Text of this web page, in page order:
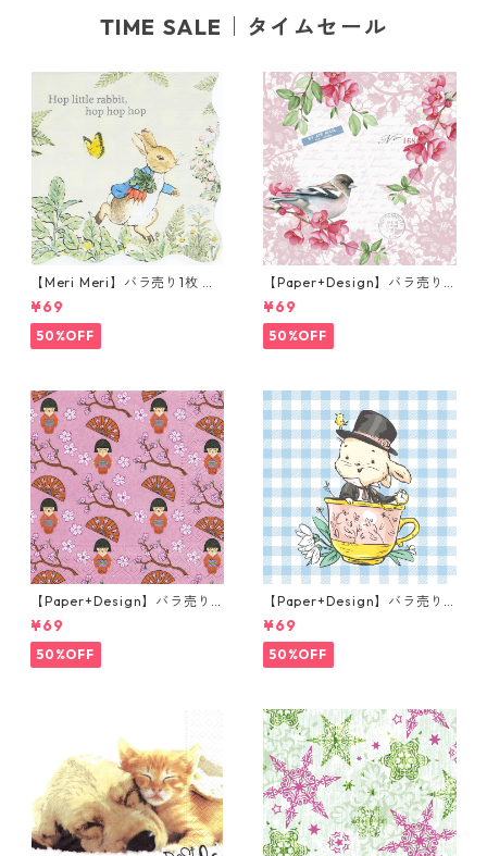
TIME SALE｜タイムセール
【Meri Meri】バラ売り1枚 カ
クテルサイズ ペーパーナプキ
ン Peter Rabbit In The Gard
en クリーム ピーターラビット
¥69
50%OFF
【Paper+Design】バラ売り2
枚 ランチサイズ ペーパーナプ
キン Sweet bird ローズ
¥69
50%OFF
【Paper+Design】バラ売り2
枚 ランチサイズ ペーパーナプ
キン LITTLE GEISHA ピンク
¥69
50%OFF
【Paper+Design】バラ売り2
枚 ランチサイズ ペーパーナプ
キン Easter Cup ライトブル
ー
¥69
50%OFF